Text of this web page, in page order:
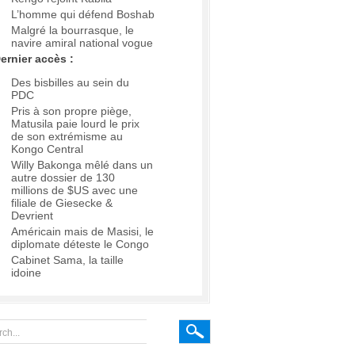
L’homme qui défend Boshab
Malgré la bourrasque, le
navire amiral national vogue
accès :
Des bisbilles au sein du
PDC
Pris à son propre piège,
Matusila paie lourd le prix
de son extrémisme au
Kongo Central
Willy Bakonga mêlé dans un
autre dossier de 130
millions de $US avec une
filiale de Giesecke &
Devrient
Américain mais de Masisi, le
diplomate déteste le Congo
Cabinet Sama, la taille
idoine